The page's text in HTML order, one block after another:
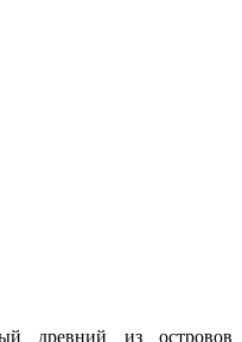
древний из островов